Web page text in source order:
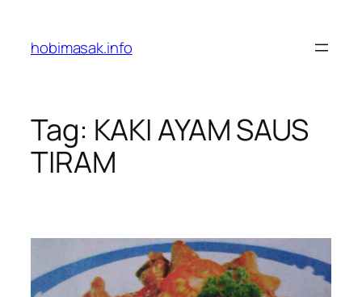
content
hobimasak.info
Tag: KAKI AYAM SAUS
TIRAM